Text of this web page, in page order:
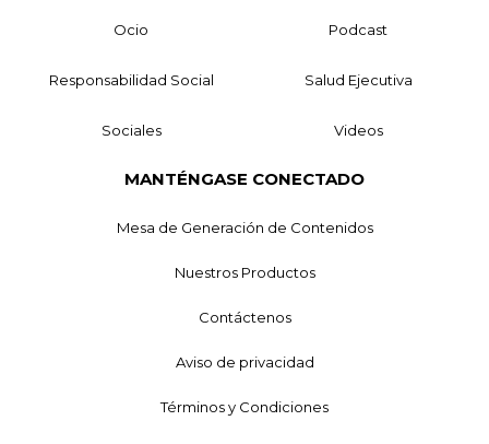
Ocio Podcast
Responsabilidad Social Salud Ejecutiva
Sociales Videos
MANTÉNGASE CONECTADO
Mesa de Generación de Contenidos
Nuestros Productos
Contáctenos
Aviso de privacidad
Términos y Condiciones